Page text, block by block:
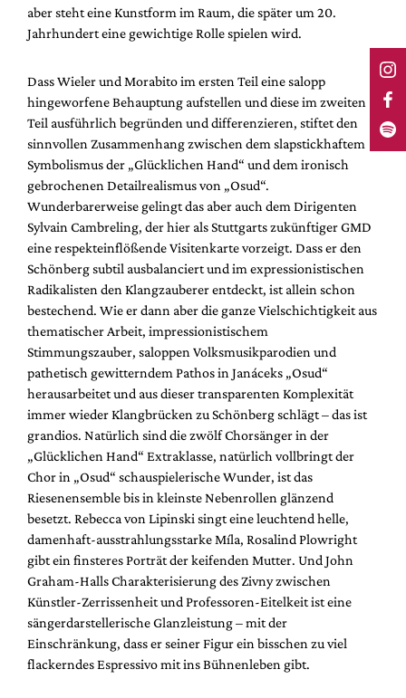
aber steht eine Kunstform im Raum, die später um 20.
Jahrhundert eine gewichtige Rolle spielen wird.
Dass Wieler und Morabito im ersten Teil eine salopp
hingeworfene Behauptung aufstellen und diese im zweiten
Teil ausführlich begründen und differenzieren, stiftet den
sinnvollen Zusammenhang zwischen dem slapstickhaftem
Symbolismus der „Glücklichen Hand“ und dem ironisch
gebrochenen Detailrealismus von „Osud“.
Wunderbarerweise gelingt das aber auch dem Dirigenten
Sylvain Cambreling, der hier als Stuttgarts zukünftiger GMD
eine respekteinflößende Visitenkarte vorzeigt. Dass er den
Schönberg subtil ausbalanciert und im expressionistischen
Radikalisten den Klangzauberer entdeckt, ist allein schon
bestechend. Wie er dann aber die ganze Vielschichtigkeit aus
thematischer Arbeit, impressionistischem
Stimmungszauber, saloppen Volksmusikparodien und
pathetisch gewitterndem Pathos in Janáceks „Osud“
herausarbeitet und aus dieser transparenten Komplexität
immer wieder Klangbrücken zu Schönberg schlägt – das ist
grandios. Natürlich sind die zwölf Chorsänger in der
„Glücklichen Hand“ Extraklasse, natürlich vollbringt der
Chor in „Osud“ schauspielerische Wunder, ist das
Riesenensemble bis in kleinste Nebenrollen glänzend
besetzt. Rebecca von Lipinski singt eine leuchtend helle,
damenhaft-ausstrahlungsstarke Míla, Rosalind Plowright
gibt ein finsteres Porträt der keifenden Mutter. Und John
Graham-Halls Charakterisierung des Zivny zwischen
Künstler-Zerrissenheit und Professoren-Eitelkeit ist eine
sängerdarstellerische Glanzleistung – mit der
Einschränkung, dass er seiner Figur ein bisschen zu viel
flackerndes Espressivo mit ins Bühnenleben gibt.